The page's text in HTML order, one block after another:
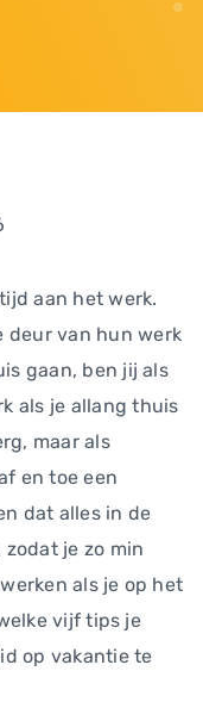
aan het werk.
deur van hun werk
gaan, ben jij als
als je allang thuis
maar als
en toe een
dat alles in de
je zo min
als je op het
vijf tips je
op vakantie te